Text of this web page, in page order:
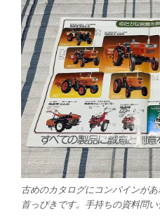
古めのカタログにコンバインが
首っぴきです。手持ちの資料問